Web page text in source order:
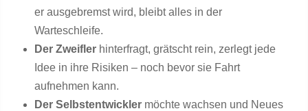
er ausgebremst wird, bleibt alles in der
Warteschleife.
Der Zweifler hinterfragt, grätscht rein, zerlegt jede
Idee in ihre Risiken – noch bevor sie Fahrt
aufnehmen kann.
Der Selbstentwickler möchte wachsen und Neues